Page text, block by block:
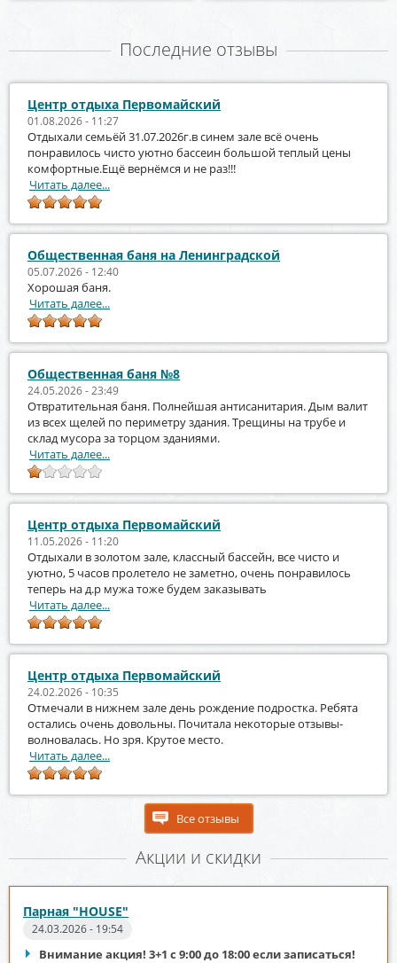
Последние отзывы
Центр отдыха Первомайский
01.08.2026 - 11:27
Отдыхали семьёй 31.07.2026г.в синем зале всё очень
понравилось чисто уютно бассеин большой теплый цены
комфортные.Ещё вернёмся и не раз!!!
Читать далее...
Общественная баня на Ленинградской
05.07.2026 - 12:40
Хорошая баня.
Читать далее...
Общественная баня №8
24.05.2026 - 23:49
Отвратительная баня. Полнейшая антисанитария. Дым валит
из всех щелей по периметру здания. Трещины на трубе и
склад мусора за торцом зданиями.
Читать далее...
Центр отдыха Первомайский
11.05.2026 - 11:20
Отдыхали в золотом зале, классный бассейн, все чисто и
уютно, 5 часов пролетело не заметно, очень понравилось
теперь на д.р мужа тоже будем заказывать
Читать далее...
Центр отдыха Первомайский
24.02.2026 - 10:35
Отмечали в нижнем зале день рождение подростка. Ребята
остались очень довольны. Почитала некоторые отзывы-
волновалась. Но зря. Крутое место.
Читать далее...
Все отзывы
Акции и скидки
Парная "HOUSE"
24.03.2026 - 19:54
Внимание акция! 3+1 с 9:00 до 18:00 если записаться!